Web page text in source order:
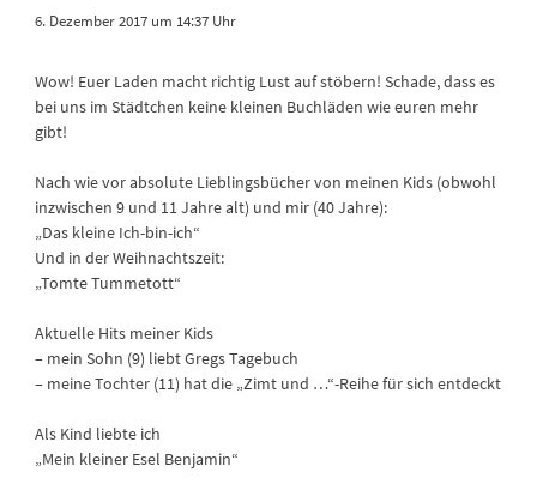
6. Dezember 2017 um 14:37 Uhr
Wow! Euer Laden macht richtig Lust auf stöbern! Schade, dass es
bei uns im Städtchen keine kleinen Buchläden wie euren mehr
gibt!
Nach wie vor absolute Lieblingsbücher von meinen Kids (obwohl
inzwischen 9 und 11 Jahre alt) und mir (40 Jahre):
„Das kleine Ich-bin-ich“
Und in der Weihnachtszeit:
„Tomte Tummetott“
Aktuelle Hits meiner Kids
– mein Sohn (9) liebt Gregs Tagebuch
– meine Tochter (11) hat die „Zimt und …“-Reihe für sich entdeckt
Als Kind liebte ich
„Mein kleiner Esel Benjamin“